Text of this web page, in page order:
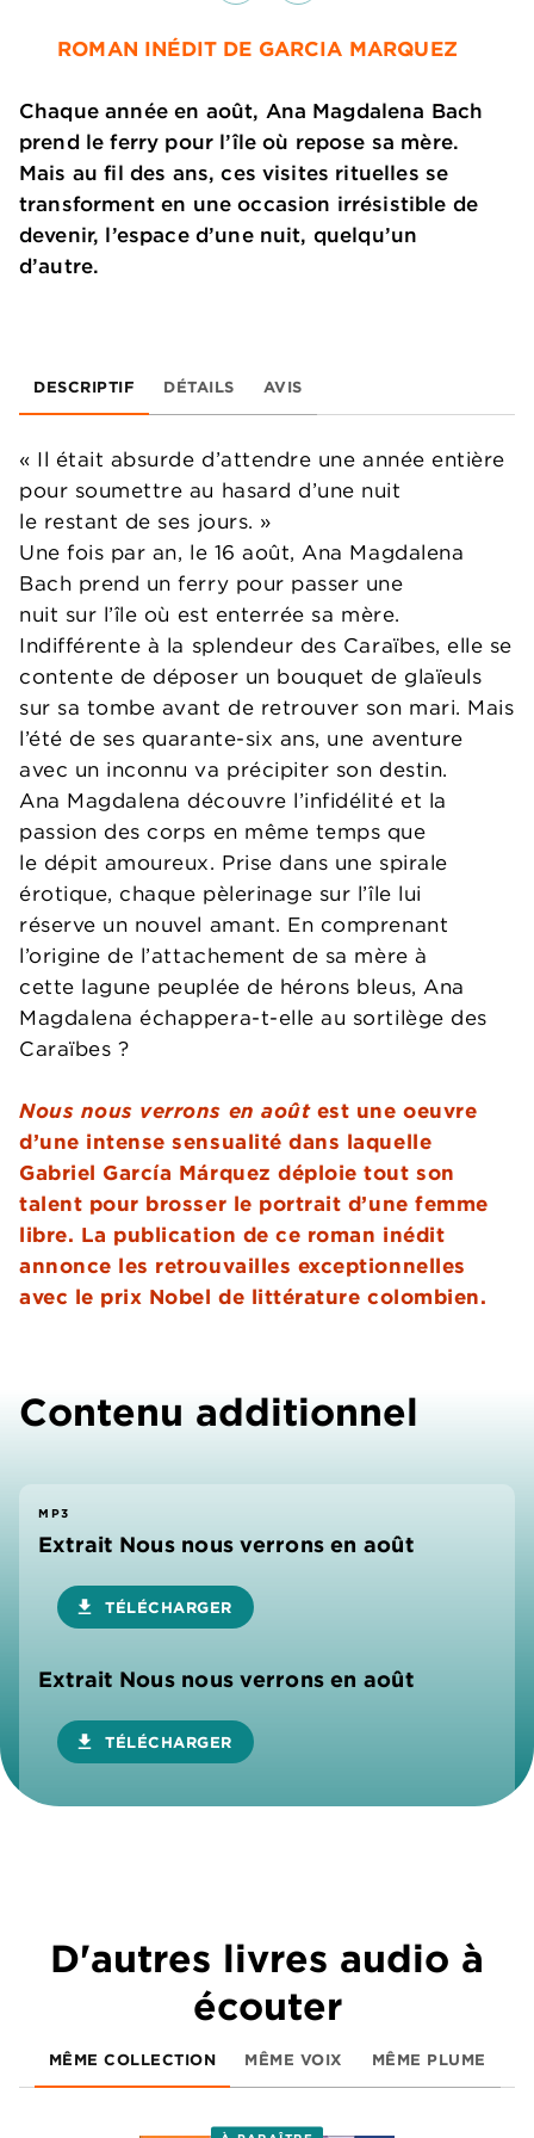
ROMAN INÉDIT DE GARCIA MARQUEZ
Chaque année en août, Ana Magdalena Bach
prend le ferry pour l’île où repose sa mère.
Mais au fil des ans, ces visites rituelles se
transforment en une occasion irrésistible de
devenir, l’espace d’une nuit, quelqu’un
d’autre.
DESCRIPTIF DÉTAILS AVIS
« Il était absurde d’attendre une année entière
pour soumettre au hasard d’une nuit
le restant de ses jours. »
Une fois par an, le 16 août, Ana Magdalena
Bach prend un ferry pour passer une
nuit sur l’île où est enterrée sa mère.
Indifférente à la splendeur des Caraïbes, elle se
contente de déposer un bouquet de glaïeuls
sur sa tombe avant de retrouver son mari. Mais
l’été de ses quarante-six ans, une aventure
avec un inconnu va précipiter son destin.
Ana Magdalena découvre l’infidélité et la
passion des corps en même temps que
le dépit amoureux. Prise dans une spirale
érotique, chaque pèlerinage sur l’île lui
réserve un nouvel amant. En comprenant
l’origine de l’attachement de sa mère à
cette lagune peuplée de hérons bleus, Ana
Magdalena échappera-t-elle au sortilège des
Caraïbes ?
Nous nous verrons en août est une oeuvre
d’une intense sensualité dans laquelle
Gabriel García Márquez déploie tout son
talent pour brosser le portrait d’une femme
libre. La publication de ce roman inédit
annonce les retrouvailles exceptionnelles
avec le prix Nobel de littérature colombien.
Contenu additionnel
MP3
Extrait Nous nous verrons en août
download TÉLÉCHARGER
Extrait Nous nous verrons en août
download TÉLÉCHARGER
D'autres livres audio à
écouter
MÊME COLLECTION MÊME VOIX MÊME PLUME